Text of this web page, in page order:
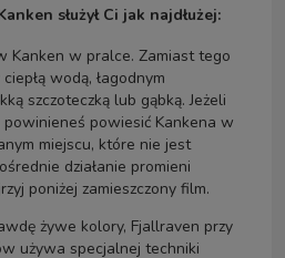
służył Ci jak najdłużej:
Kanken w pralce. Zamiast tego
wodą, łagodnym
szczoteczką lub gąbką. Jeżeli
powinieneś powiesić Kankena w
miejscu, które nie jest
działanie promieni
poniżej zamieszczony film.
żywe kolory, Fjallraven przy
używa specjalnej techniki